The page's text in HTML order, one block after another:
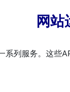
网站
列服务。这些